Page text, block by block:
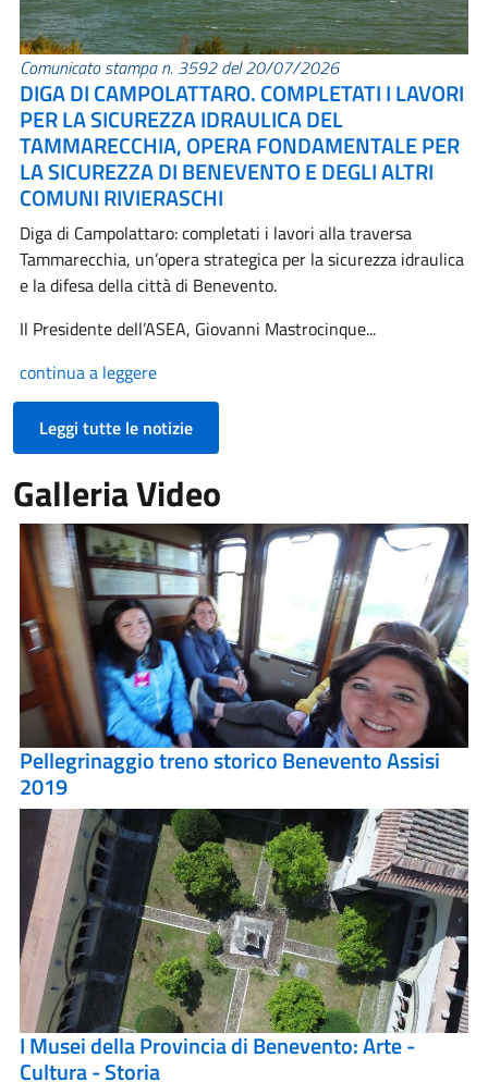
Comunicato stampa n. 3592 del 20/07/2026
DIGA DI CAMPOLATTARO. COMPLETATI I LAVORI
PER LA SICUREZZA IDRAULICA DEL
TAMMARECCHIA, OPERA FONDAMENTALE PER
LA SICUREZZA DI BENEVENTO E DEGLI ALTRI
COMUNI RIVIERASCHI
Diga di Campolattaro: completati i lavori alla traversa
Tammarecchia, un’opera strategica per la sicurezza idraulica
e la difesa della città di Benevento.
Il Presidente dell’ASEA, Giovanni Mastrocinque...
continua a leggere
Leggi tutte le notizie
Galleria Video
Pellegrinaggio treno storico Benevento Assisi
2019
I Musei della Provincia di Benevento: Arte -
Cultura - Storia